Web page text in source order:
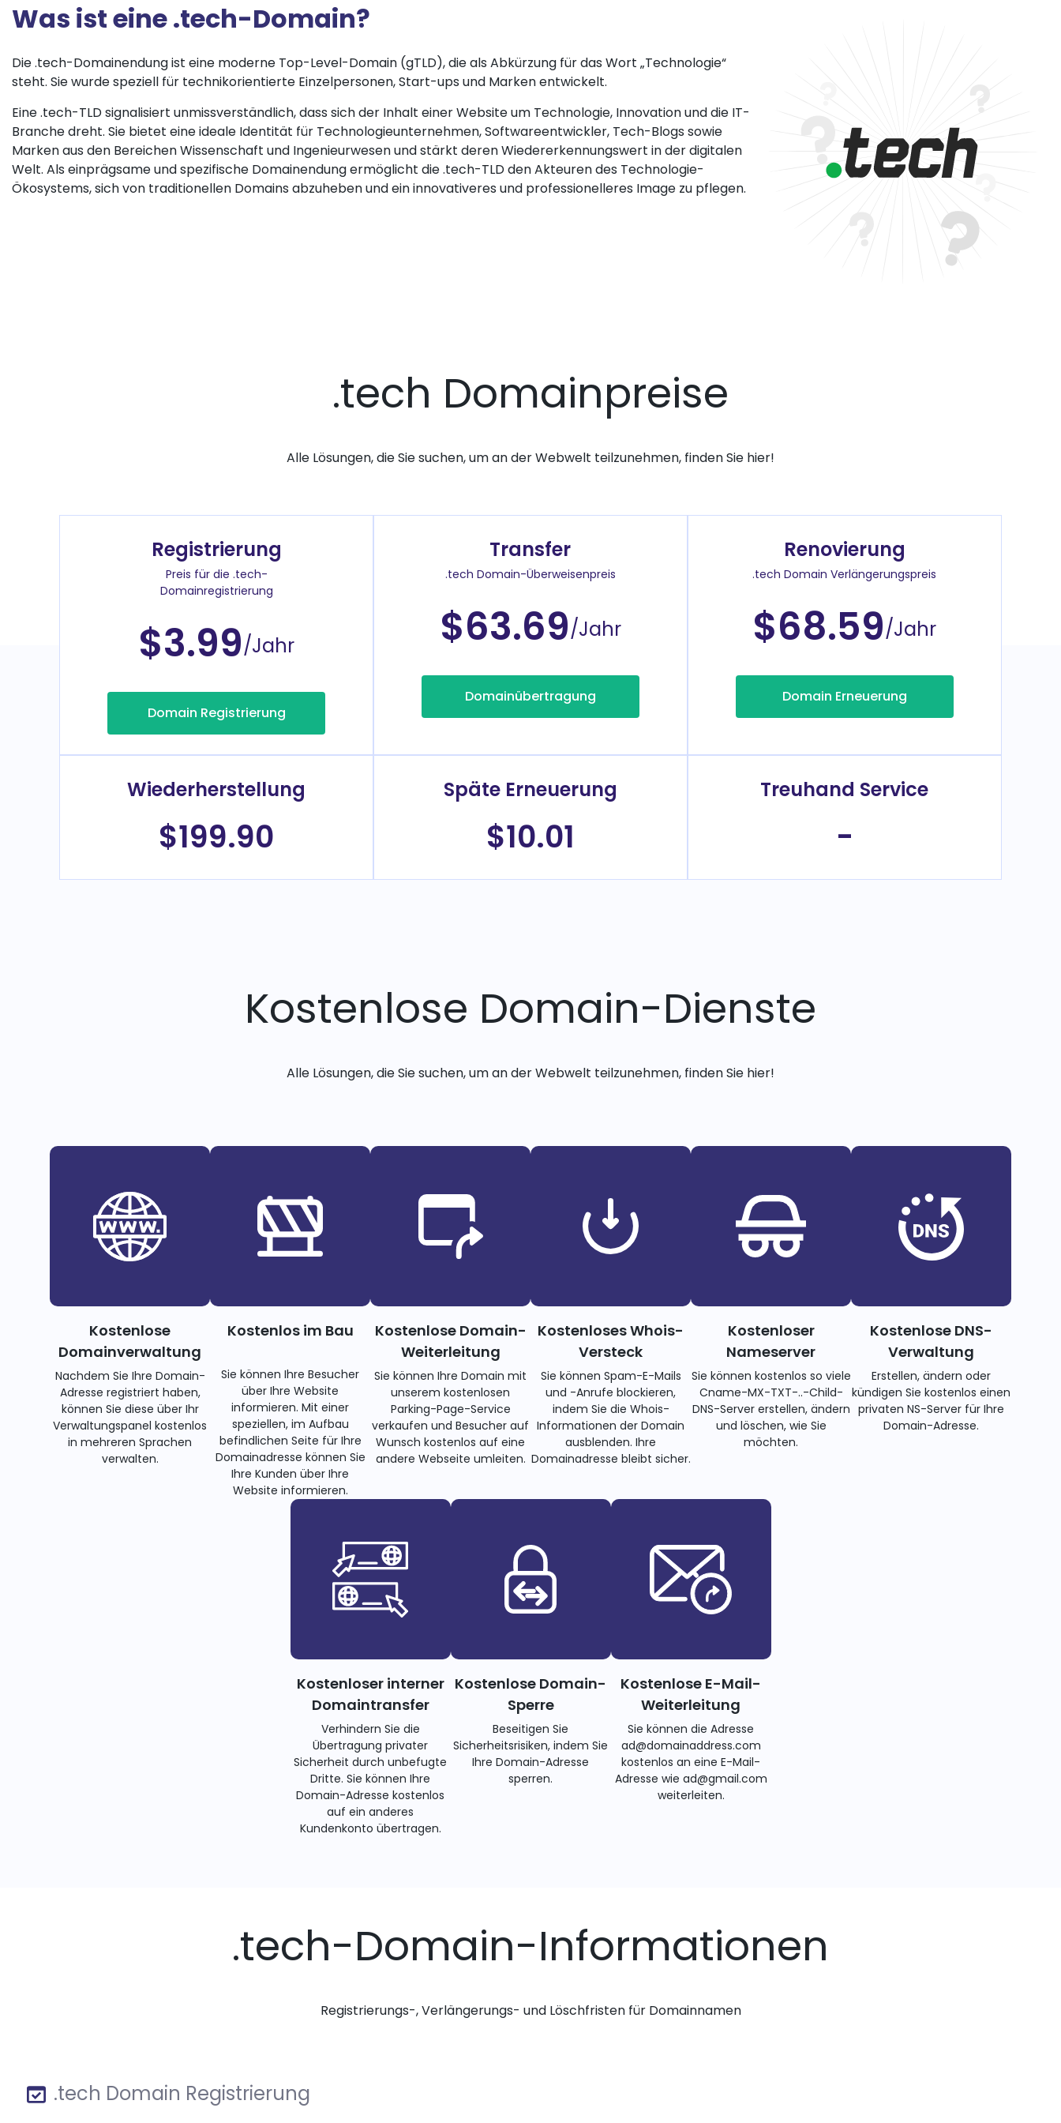
Was ist eine .tech-Domain?
Die .tech-Domainendung ist eine moderne Top-Level-Domain (gTLD), die als Abkürzung für das Wort „Technologie“
steht. Sie wurde speziell für technikorientierte Einzelpersonen, Start-ups und Marken entwickelt.
Eine .tech-TLD signalisiert unmissverständlich, dass sich der Inhalt einer Website um Technologie, Innovation und die IT-
Branche dreht. Sie bietet eine ideale Identität für Technologieunternehmen, Softwareentwickler, Tech-Blogs sowie
Marken aus den Bereichen Wissenschaft und Ingenieurwesen und stärkt deren Wiedererkennungswert in der digitalen
Welt. Als einprägsame und spezifische Domainendung ermöglicht die .tech-TLD den Akteuren des Technologie-
Ökosystems, sich von traditionellen Domains abzuheben und ein innovativeres und professionelleres Image zu pflegen.
.tech Domainpreise
Alle Lösungen, die Sie suchen, um an der Webwelt teilzunehmen, finden Sie hier!
Registrierung
Preis für die .tech-
Domainregistrierung
$3.99/Jahr
Domain Registrierung
Transfer
.tech Domain-Überweisenpreis
$63.69/Jahr
Domainübertragung
Renovierung
.tech Domain Verlängerungspreis
$68.59/Jahr
Domain Erneuerung
Wiederherstellung
$199.90
Späte Erneuerung
$10.01
Treuhand Service
-
Kostenlose Domain-Dienste
Alle Lösungen, die Sie suchen, um an der Webwelt teilzunehmen, finden Sie hier!
Kostenlose
Domainverwaltung
Nachdem Sie Ihre Domain-
Adresse registriert haben,
können Sie diese über Ihr
Verwaltungspanel kostenlos
in mehreren Sprachen
verwalten.
Kostenlos im Bau
Sie können Ihre Besucher
über Ihre Website
informieren. Mit einer
speziellen, im Aufbau
befindlichen Seite für Ihre
Domainadresse können Sie
Ihre Kunden über Ihre
Website informieren.
Kostenlose Domain-
Weiterleitung
Sie können Ihre Domain mit
unserem kostenlosen
Parking-Page-Service
verkaufen und Besucher auf
Wunsch kostenlos auf eine
andere Webseite umleiten.
Kostenloses Whois-
Versteck
Sie können Spam-E-Mails
und -Anrufe blockieren,
indem Sie die Whois-
Informationen der Domain
ausblenden. Ihre
Domainadresse bleibt sicher.
Kostenloser
Nameserver
Sie können kostenlos so viele
Cname-MX-TXT-..-Child-
DNS-Server erstellen, ändern
und löschen, wie Sie
möchten.
Kostenlose DNS-
Verwaltung
Erstellen, ändern oder
kündigen Sie kostenlos einen
privaten NS-Server für Ihre
Domain-Adresse.
Kostenloser interner
Domaintransfer
Verhindern Sie die
Übertragung privater
Sicherheit durch unbefugte
Dritte. Sie können Ihre
Domain-Adresse kostenlos
auf ein anderes
Kundenkonto übertragen.
Kostenlose Domain-
Sperre
Beseitigen Sie
Sicherheitsrisiken, indem Sie
Ihre Domain-Adresse
sperren.
Kostenlose E-Mail-
Weiterleitung
Sie können die Adresse
ad@domainaddress.com
kostenlos an eine E-Mail-
Adresse wie ad@gmail.com
weiterleiten.
.tech-Domain-Informationen
Registrierungs-, Verlängerungs- und Löschfristen für Domainnamen
.tech Domain Registrierung